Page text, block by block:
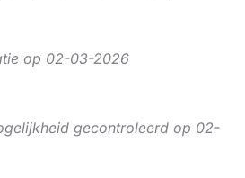
op 02-03-2026
gecontroleerd op 02-